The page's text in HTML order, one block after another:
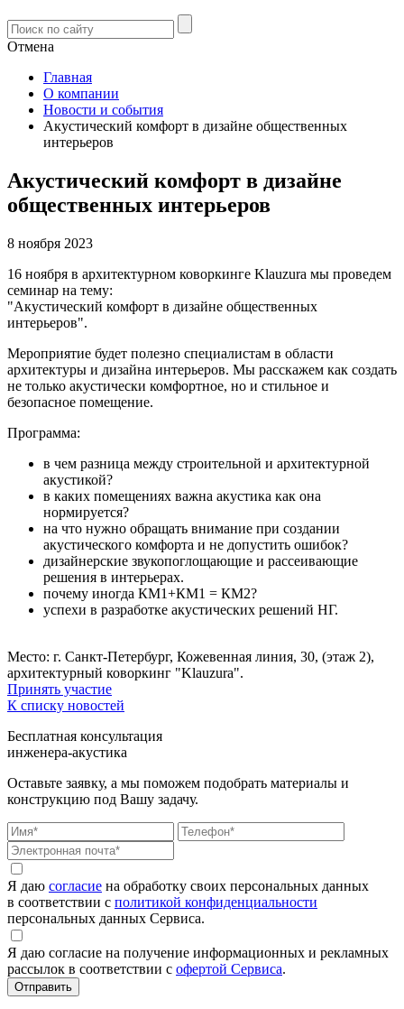
Отмена
Главная
О компании
Новости и события
Акустический комфорт в дизайне общественных
интерьеров
Акустический комфорт в дизайне
общественных интерьеров
8 ноября 2023
16 ноября в архитектурном коворкинге Klauzura мы проведем
семинар на тему:
"Акустический комфорт в дизайне общественных
интерьеров".
Мероприятие будет полезно специалистам в области
архитектуры и дизайна интерьеров. Мы расскажем как создать
не только акустически комфортное, но и стильное и
безопасное помещение.
Программа:
в чем разница между строительной и архитектурной
акустикой?
в каких помещениях важна акустика как она
нормируется?
на что нужно обращать внимание при создании
акустического комфорта и не допустить ошибок?
дизайнерские звукопоглощающие и рассеивающие
решения в интерьерах.
почему иногда КМ1+КМ1 = КМ2?
успехи в разработке акустических решений НГ.
Место: г. Санкт-Петербург, Кожевенная линия, 30, (этаж 2),
архитектурный коворкинг "Klauzura".
Принять участие
К списку новостей
Бесплатная консультация
инженера-акустика
Оставьте заявку, а мы поможем подобрать материалы и
конструкцию под Вашу задачу.
Я даю согласие на обработку своих персональных данных
в соответствии с политикой конфиденциальности
персональных данных Сервиса.
Я даю согласие на получение информационных и рекламных
рассылок в соответствии с офертой Сервиса.